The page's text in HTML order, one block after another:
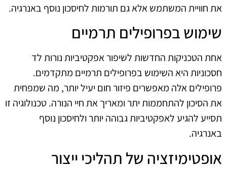
את חוויית המשתמש אלא גם תורמות לחיסכון נוסף באנרגיה.
שימוש בפרופילים תרמיים
אחת הטכניקות החדשות לשיפור אפקטיביות נורות לד
חסכוניות היא השימוש בפרופילים תרמיים מתקדמים.
פרופילים אלה מאפשרים פיזור חום יעיל יותר, מה שמפחית
את הסיכון להתחממות יתר ומאריך את חיי הנורה. טכנולוגיה זו
תסייע להגיע לאפקטיביות גבוהה יותר ולחיסכון נוסף
באנרגיה.
אופטימיזציה של תהליכי ייצור